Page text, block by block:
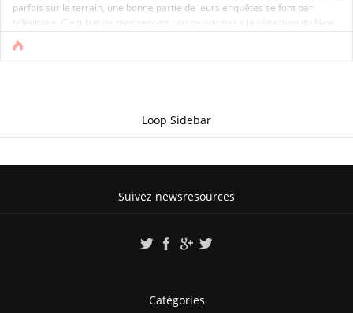
parfois sur le terrain, une bonne partie de leurs enquêtes se font par
téléphone. C’est l’un de mes regrets : on ne voit pas « la rédaction du New
York Times », [...]
Loop Sidebar
Suivez newsresources
Catégories